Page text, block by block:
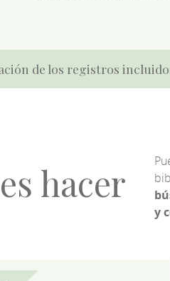
de los registros
hacer
y